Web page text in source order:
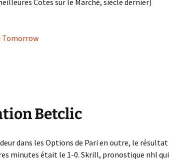
Cotes sur le Marché, siècle dernier)
Tomorrow
Betclic
dans les Options de Pari en outre, le résultat
minutes était le 1-0. Skrill, pronostique nhl qui